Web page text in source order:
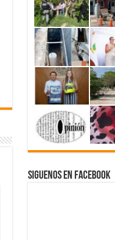
Siguenos en Facebook